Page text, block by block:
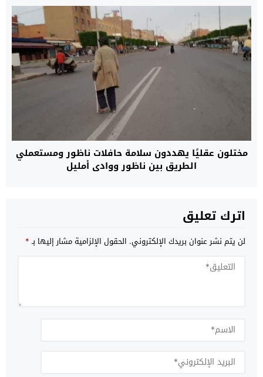
مختلون عقليًا يهددون سلامة حافلات ناظور ومستعملي
الطريق بين ناظور ووادي أمليل
اترك تعليق
لن يتم نشر عنوان بريدك الإلكتروني. الحقول الإلزامية مشار إليها بـ*